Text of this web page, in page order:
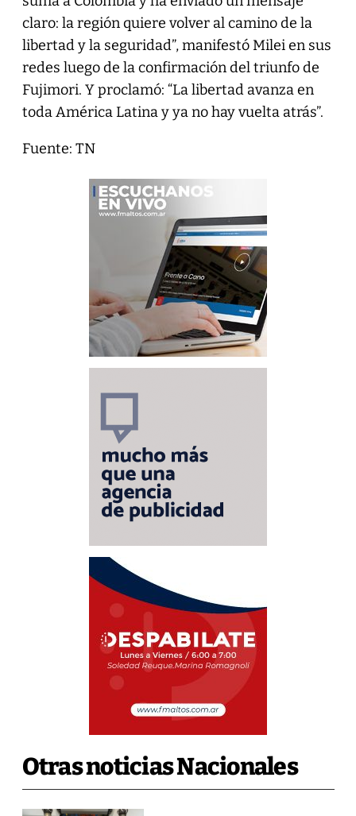
claro: la región quiere volver al camino de la
libertad y la seguridad”, manifestó Milei en sus
redes luego de la confirmación del triunfo de
Fujimori. Y proclamó: “La libertad avanza en
toda América Latina y ya no hay vuelta atrás”.
Fuente: TN
Otras noticias Nacionales